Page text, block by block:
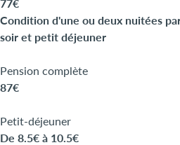
77€
Condition d'une ou deux nuitées
soir et petit déjeuner
Pension complète
87€
Petit-déjeuner
De 8.5€ à 10.5€